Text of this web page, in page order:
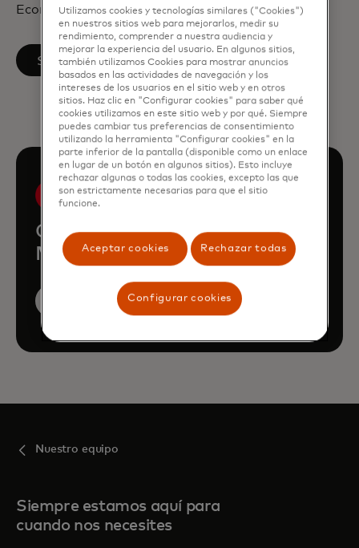
Economía de la Universidad de São Paulo.
Seguir en LinkedIn
se abre en una pestaña nueva
Conozca al resto del equipo del
Mastercard Economics Institute
Ver más miembros del equipo
Nuestro equipo
Siempre estamos aquí para
cuando nos necesites
Utilizamos cookies y tecnologías similares ("Cookies")
en nuestros sitios web para mejorarlos, medir su
rendimiento, comprender a nuestra audiencia y
mejorar la experiencia del usuario. En algunos sitios,
también utilizamos Cookies para mostrar anuncios
basados en las actividades de navegación y los
intereses de los usuarios en el sitio web y en otros
sitios. Haz clic en "Configurar cookies" para saber qué
cookies utilizamos en este sitio web y por qué. Siempre
puedes cambiar tus preferencias de consentimiento
utilizando la herramienta "Configurar cookies" en la
parte inferior de la pantalla (disponible como un enlace
en lugar de un botón en algunos sitios). Esto incluye
rechazar algunas o todas las cookies, excepto las que
son estrictamente necesarias para que el sitio
funcione.
Aceptar cookies Rechazar todas
Configurar cookies